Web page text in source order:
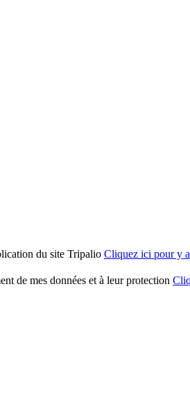
du site Tripalio Cliquez ici pour y
de mes données et à leur protection